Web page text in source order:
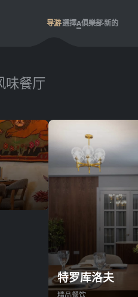
导游選擇A俱樂部新的
味餐厅
特罗库洛夫
精品餐饮